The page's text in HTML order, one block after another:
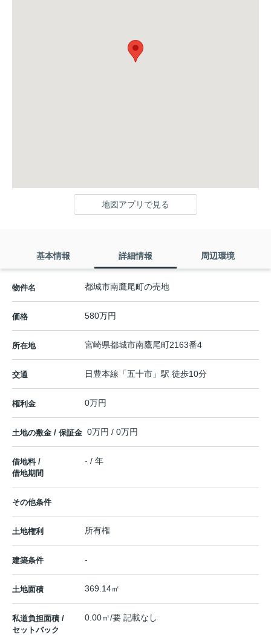
地図アプリで見る
基本情報 詳細情報 周辺環境
物件名 都城市南鷹尾町の売地
価格 580万円
所在地 宮崎県都城市南鷹尾町2163番4
交通 日豊本線 「五十市 」駅 徒歩10分
権利金 0万円
土地の敷金 / 保証金 0万円 / 0万円
借地料 /
借地期間
- / 年
その他条件
土地権利 所有権
建築条件 -
土地面積 369.14㎡
私道負担面積 /
セットバック
0.00㎡/要 記載なし